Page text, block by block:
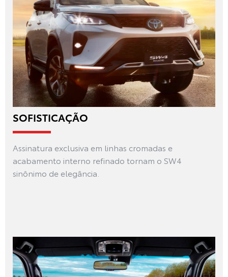
SOFISTICAÇÃO
Assinatura exclusiva em linhas cromadas e
acabamento interno refinado tornam o SW4
sinônimo de elegância.